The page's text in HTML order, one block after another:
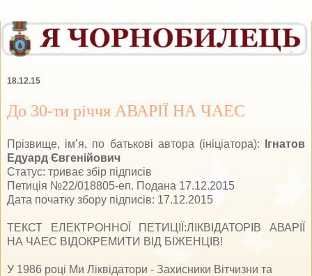
18.12.15
До 30-ти річчя АВАРІЇ НА ЧАЕС
Прізвище, ім’я, по батькові автора (ініціатора):
Ігнатов
Едуард Євгенійович
Статус: триває збір підписів
Петиція №22/018805-еп. Подана 17.12.2015
Дата початку збору підписів: 17.12.2015
ТЕКСТ ЕЛЕКТРОННОЇ ПЕТИЦІЇ:ЛІКВІДАТОРІВ АВАРІЇ
НА ЧАЕС ВІДОКРЕМИТИ ВІД БІЖЕНЦІВ!
У 1986 році Ми Ліквідатори - Захисники Вітчизни та